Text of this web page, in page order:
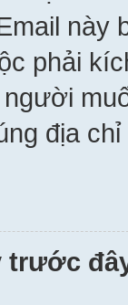
này
phải
địa
trước